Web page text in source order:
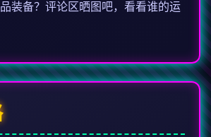
装备？评论区晒图吧，看看谁的运